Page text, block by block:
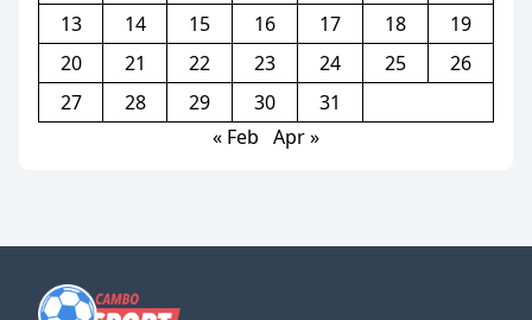
13
14 15 16 17 18
19
20
21 22 23 24 25
26
27
28 29 30
31
« Feb Apr »